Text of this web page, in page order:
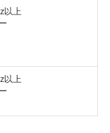
以上
以上